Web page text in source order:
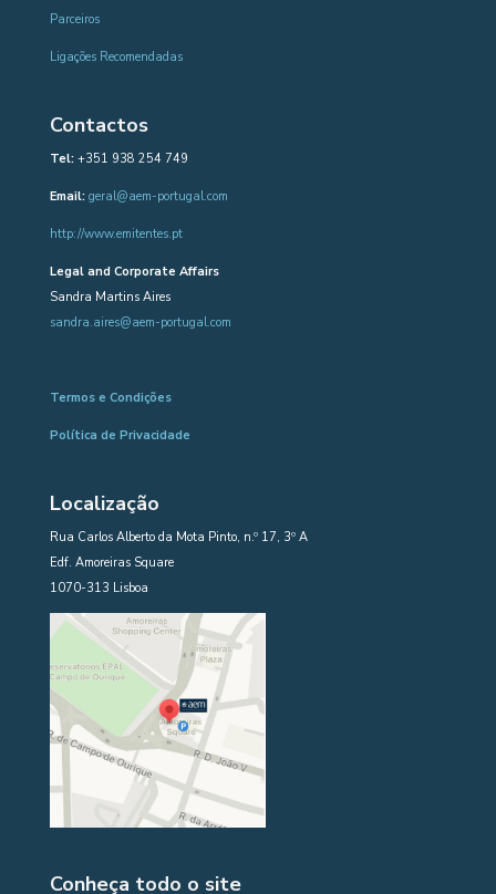
Parceiros
Ligações Recomendadas
Contactos
Tel:+351 938 254 749
Email: geral@aem-portugal.com
http://www.emitentes.pt
Legal and Corporate Affairs
Sandra Martins Aires
sandra.aires@aem-portugal.com
Termos e Condições
Política de Privacidade
Localização
Rua Carlos Alberto da Mota Pinto, n.º 17, 3º A
Edf. Amoreiras Square
1070-313 Lisboa
Conheça todo o site